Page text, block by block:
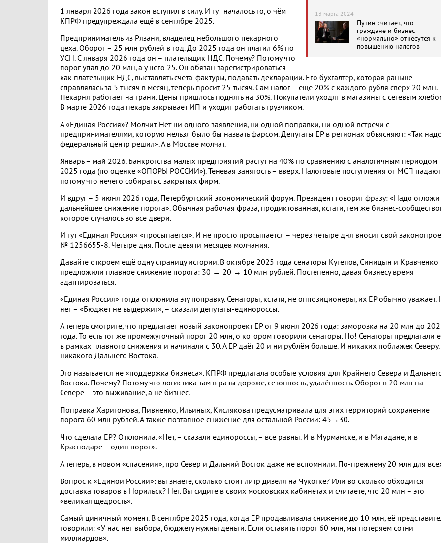
13 марта 2024
Путин считает, что
граждане и бизнес
«нормально» отнесутся к
повышению налогов
1 января 2026 года закон вступил в силу. И тут началось то, о чём
КПРФ предупреждала ещё в сентябре 2025.
Предприниматель из Рязани, владелец небольшого пекарного
цеха. Оборот – 25 млн рублей в год. До 2025 года он платил 6% по
УСН. С января 2026 года он – плательщик НДС. Почему? Потому что
порог упал до 20 млн, а у него 25. Он обязан зарегистрироваться
как плательщик НДС, выставлять счета-фактуры, подавать декларации. Его бухгалтер, которая раньше
справлялась за 5 тысяч в месяц, теперь просит 25 тысяч. Сам налог – ещё 20% с каждого рубля сверх 20 млн.
Пекарня работает на грани. Цены пришлось поднять на 30%. Покупатели уходят в магазины с сетевым
В марте 2026 года пекарь закрывает ИП и уходит работать грузчиком.
А «Единая Россия»? Молчит. Нет ни одного заявления, ни одной поправки, ни одной встречи с
предпринимателями, которую нельзя было бы назвать фарсом. Депутаты ЕР в регионах объясняют: «Так
федеральный центр решил». А в Москве молчат.
Январь – май 2026. Банкротства малых предприятий растут на 40% по сравнению с аналогичным периодом
2025 года (по оценке «ОПОРЫ РОССИИ»). Теневая занятость – вверх. Налоговые поступления от МСП падают,
потому что нечего собирать с закрытых фирм.
И вдруг – 5 июня 2026 года, Петербургский экономический форум. Президент говорит фразу: «Надо
дальнейшее снижение порога». Обычная рабочая фраза, продиктованная, кстати, тем же бизнес-
которое стучалось во все двери.
И тут «Единая Россия» «просыпается». И не просто просыпается – через четыре дня вносит свой
№ 1256655-8. Четыре дня. После девяти месяцев молчания.
Давайте откроем ещё одну страницу истории. В октябре 2025 года сенаторы Кутепов, Синицын и Кравченко
предложили плавное снижение порога: 30 → 20 → 10 млн рублей. Постепенно, давая бизнесу время
адаптироваться.
«Единая Россия» тогда отклонила эту поправку. Сенаторы, кстати, не оппозиционеры, их ЕР обычно уважает.
нет – «Бюджет не выдержит», – сказали депутаты-единороссы.
А теперь смотрите, что предлагает новый законопроект ЕР от 9 июня 2026 года: заморозка на 20 млн до
года. То есть тот же промежуточный порог 20 млн, о котором говорили сенаторы. Но! Сенаторы предлагали
в рамках плавного снижения и начинали с 30. А ЕР даёт 20 и ни рублём больше. И никаких поблажек
никакого Дальнего Востока.
Это называется не «поддержка бизнеса». КПРФ предлагала особые условия для Крайнего Севера и
Востока. Почему? Потому что логистика там в разы дороже, сезонность, удалённость. Оборот в 20 млн на
Севере – это выживание, а не бизнес.
Поправка Харитонова, Пивненко, Ильиных, Кислякова предусматривала для этих территорий сохранение
порога 60 млн рублей. А также поэтапное снижение для остальной России: 45→30.
Что сделала ЕР? Отклонила. «Нет, – сказали единороссы, – все равны. И в Мурманске, и в Магадане, и в
Краснодаре – один порог».
А теперь, в новом «спасении», про Север и Дальний Восток даже не вспомнили. По-прежнему 20 млн для
Вопрос к «Единой России»: вы знаете, сколько стоит литр дизеля на Чукотке? Или во сколько обходится
доставка товаров в Норильск? Нет. Вы сидите в своих московских кабинетах и считаете, что 20 млн – это
«великая щедрость».
Самый циничный момент. В сентябре 2025 года, когда ЕР продавливала снижение до 10 млн, её
говорили: «У нас нет выбора, бюджету нужны деньги. Если оставить порог 60 млн, мы потеряем сотни
миллиардов».